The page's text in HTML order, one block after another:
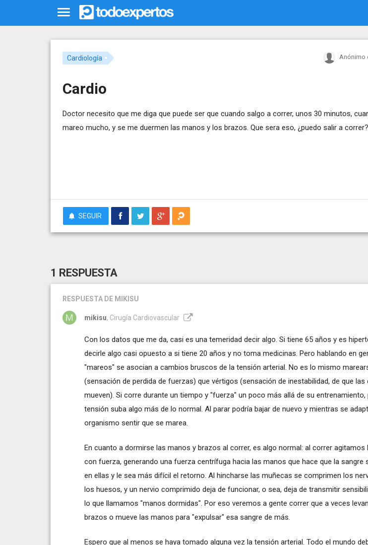
Cardiología Anónimo
Cardio
Doctor necesito que me diga que puede ser que cuando salgo a correr, unos 30 minutos,
mareo mucho, y se me duermen las manos y los brazos. Que sera eso, ¿puedo salir a correr?
SEGUIR
1 RESPUESTA
RESPUESTA DE MIKISU
mikisu, Cirugía Cardiovascular
Con los datos que me da, casi es una temeridad decir algo. Si tiene 65 años y es
decirle algo casi opuesto a si tiene 20 años y no toma medicinas. Pero hablando en
"mareos" se asocian a cambios bruscos de la tensión arterial. No es lo mismo
(sensación de perdida de fuerzas) que vértigos (sensación de inestabilidad, de que las
mueven). Si corre durante un tiempo y "fuerza" un poco más allá de su entrenamiento,
tensión suba algo más de lo normal. Al parar podría bajar de nuevo y mientras se
organismo sentir que se marea.
En cuanto a dormirse las manos y brazos al correr, es algo normal: al correr agitamos
con fuerza, generando una fuerza centrífuga hacia las manos que hace que la sangre
en ellas y le sea más difícil el retorno. Al hincharse las muñecas se comprimen los
los huesos, y un nervio comprimido deja de funcionar, o sea, deja de transmitir
lo que llamamos "manos dormidas". Por eso veremos a gente correr que a veces
brazos o mueve las manos para "expulsar" esa sangre de más.
Espero que al menos se haya tomado alguna vez la tensión arterial. Todo el mundo